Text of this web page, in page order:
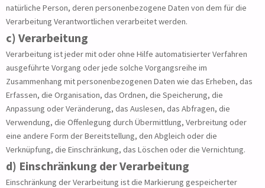
natürliche Person, deren personenbezogene Daten von dem für die
Verarbeitung Verantwortlichen verarbeitet werden.
c) Verarbeitung
Verarbeitung ist jeder mit oder ohne Hilfe automatisierter Verfahren
ausgeführte Vorgang oder jede solche Vorgangsreihe im
Zusammenhang mit personenbezogenen Daten wie das Erheben, das
Erfassen, die Organisation, das Ordnen, die Speicherung, die
Anpassung oder Veränderung, das Auslesen, das Abfragen, die
Verwendung, die Offenlegung durch Übermittlung, Verbreitung oder
eine andere Form der Bereitstellung, den Abgleich oder die
Verknüpfung, die Einschränkung, das Löschen oder die Vernichtung.
d) Einschränkung der Verarbeitung
Einschränkung der Verarbeitung ist die Markierung gespeicherter